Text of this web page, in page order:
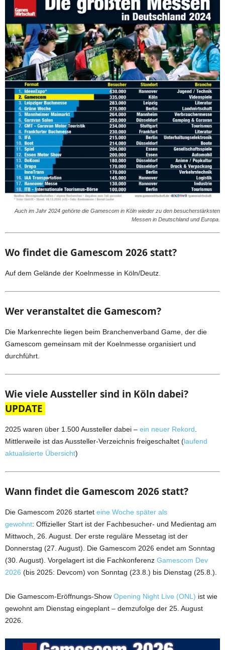
Auch im Jahr 2024 gehörte die Gamescom in Köln wieder zu den besucherstärksten
Messen in Deutschland und Europa.
Wo findet die Gamescom 2026 statt?
Auf dem Gelände der Koelnmesse in Köln/Deutz.
Wer veranstaltet die Gamescom?
Die Markenrechte liegen beim Branchenverband Game, der die
Gamescom gemeinsam mit der Koelnmesse organisiert und
durchführt.
Wie viele Aussteller sind in Köln dabei?
UPDATE
2025 waren über 1.500 Aussteller dabei – ein neuer Rekord
Mittlerweile ist das Aussteller-Verzeichnis freigeschaltet (laufend
aktualisierte Übersicht)
Wann findet die Gamescom 2026 statt?
Die Gamescom 2026 startet eine Woche später als
gewohnt: Offizieller Start ist der Fachbesucher- und Medientag am
Mittwoch, 26. August. Der erste reguläre Messetag ist der
Donnerstag (27. August). Die Gamescom 2026 endet am Sonntag
(30. August). Vorgelagert ist die Fachkonferenz Gamescom Dev
2026 (bis 2025: Devcom) von Sonntag (23.8.) bis Dienstag (25.8.).
Die Gamescom-Eröffnungs-Show Opening Night Live (ONL) ist wie
gewohnt am Dienstag eingeplant – demzufolge der 25. August
2026.